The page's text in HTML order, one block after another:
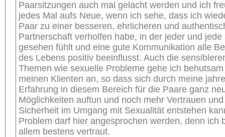
Paarsitzungen auch mal gelacht werden und ich
jedes Mal aufs Neue, wenn ich sehe, dass ich
Paar zu einer besseren, ehrlicheren und
Partnerschaft verholfen habe, in der jeder und jede
gesehen fühlt und eine gute Kommunikation alle
des Lebens positiv beeinflusst. Auch die
Themen wie sexuelle Probleme gehe ich
meinen Klienten an, so dass sich durch meine
Erfahrung in diesem Bereich für die Paare ganz
Möglichkeiten auftun und noch mehr Vertrauen und
Sicherheit im Umgang mit Sexualität entstehen
Problem darf hier angesprochen werden, denn ich
allem bestens vertraut.